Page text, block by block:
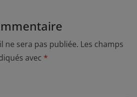
ne sera pas publiée. Les champs
avec *